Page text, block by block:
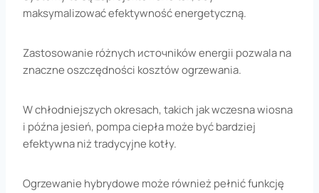
maksymalizować efektywność energetyczną.
Zastosowanie różnych источników energii pozwala na
znaczne oszczędności kosztów ogrzewania.
W chłodniejszych okresach, takich jak wczesna wiosna
i późna jesień, pompa ciepła może być bardziej
efektywna niż tradycyjne kotły.
Ogrzewanie hybrydowe może również pełnić funkcję